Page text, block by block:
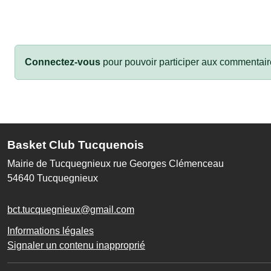
Connectez-vous pour pouvoir participer aux
Basket Club Tucquenois
Mairie de Tucquegnieux rue Georges Clémenceau
54640 Tucquegnieux
bct.tucquegnieux@gmail.com
Informations légales
Signaler un contenu inapproprié